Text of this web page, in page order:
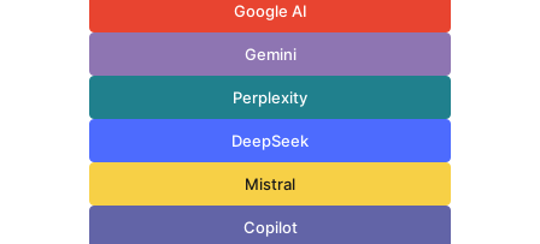
Google AI
Gemini
Perplexity
DeepSeek
Mistral
Copilot